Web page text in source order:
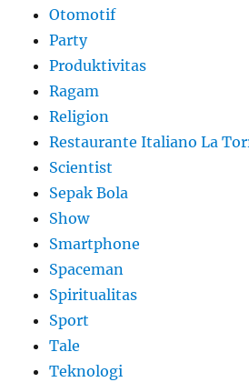
Otomotif
Party
Produktivitas
Ragam
Religion
Restaurante Italiano La
Scientist
Sepak Bola
Show
Smartphone
Spaceman
Spiritualitas
Sport
Tale
Teknologi